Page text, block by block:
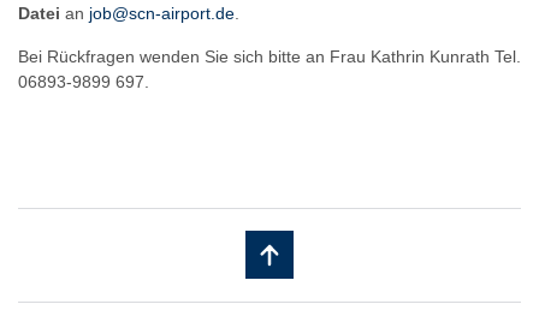
Datei an job@scn-airport.de
Bei Rückfragen wenden Sie sich bitte an Frau Kathrin Kunrath Tel.
06893-9899 697.